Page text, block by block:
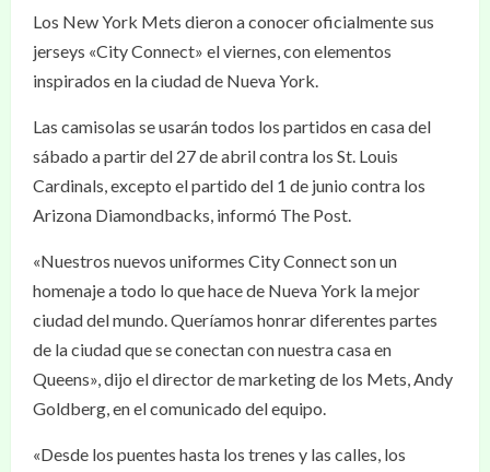
Los New York Mets dieron a conocer oficialmente sus
jerseys «City Connect» el viernes, con elementos
inspirados en la ciudad de Nueva York.
Las camisolas se usarán todos los partidos en casa del
sábado a partir del 27 de abril contra los St. Louis
Cardinals, excepto el partido del 1 de junio contra los
Arizona Diamondbacks, informó The Post.
«Nuestros nuevos uniformes City Connect son un
homenaje a todo lo que hace de Nueva York la mejor
ciudad del mundo. Queríamos honrar diferentes partes
de la ciudad que se conectan con nuestra casa en
Queens», dijo el director de marketing de los Mets, Andy
Goldberg, en el comunicado del equipo.
«Desde los puentes hasta los trenes y las calles, los